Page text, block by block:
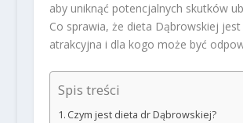
aby uniknąć potencjalnych skutków
Co sprawia, że dieta Dąbrowskiej
atrakcyjna i dla kogo może być
Spis treści
Czym jest dieta dr Dąbrowskiej?